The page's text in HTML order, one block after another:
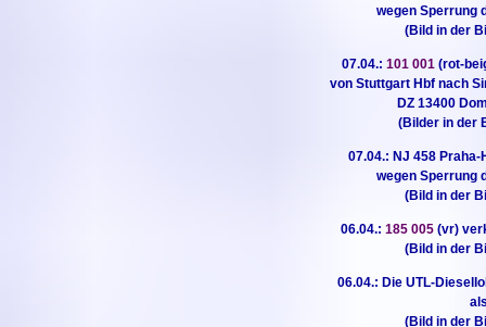
wegen Sperrung
(Bild in der
07.04.:101 001 (rot-
von Stuttgart Hbf nach
DZ 13400
(Bilder in der
07.04.: NJ 458
wegen Sperrung
(Bild in der
06.04.:185 005 (vr)
(Bild in der
06.04.: Die UTL-
(Bild in der